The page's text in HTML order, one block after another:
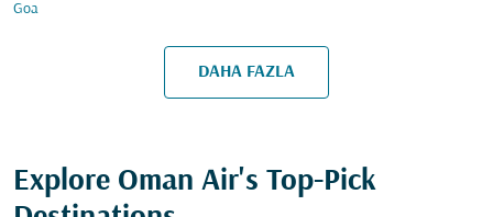
Goa
DAHA FAZLA
Explore Oman Air's Top-Pick